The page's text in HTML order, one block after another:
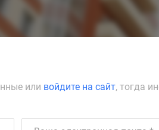
или войдите на сайт, тогда